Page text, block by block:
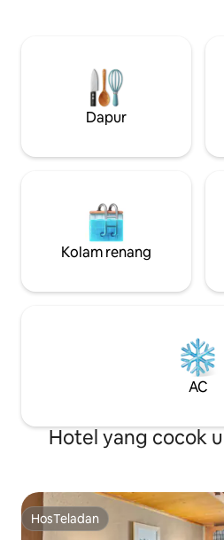
setiap kamar. Sarapan bisa dipesan
melalui Aplikasi dengan biaya
Anda bisa menjangkau semua
wisata, toko, lift ski, dll. dengan
Dapur
Kolam renang
AC
Hotel yang cocok
HosTeladan
HosTeladan